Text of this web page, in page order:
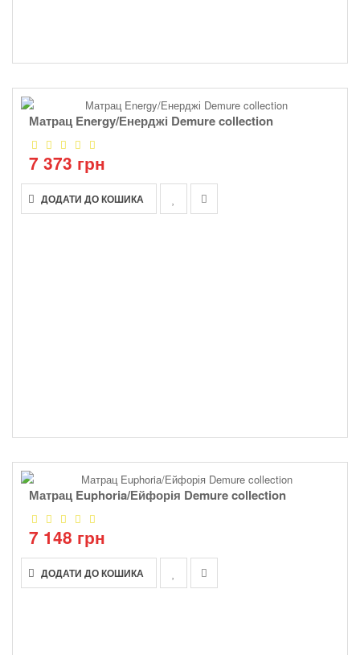
Матрац Energy/Енерджі Demure collection
7 373 грн
ДОДАТИ ДО КОШИКА
Матрац Euphoria/Ейфорія Demure collection
7 148 грн
ДОДАТИ ДО КОШИКА